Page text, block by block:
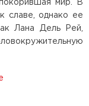
мир. В
славе, однако ее
Лана Дель Рей,